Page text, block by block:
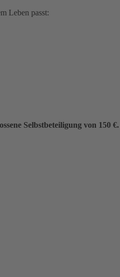
Leben passt:
Selbstbeteiligung von 150 €.